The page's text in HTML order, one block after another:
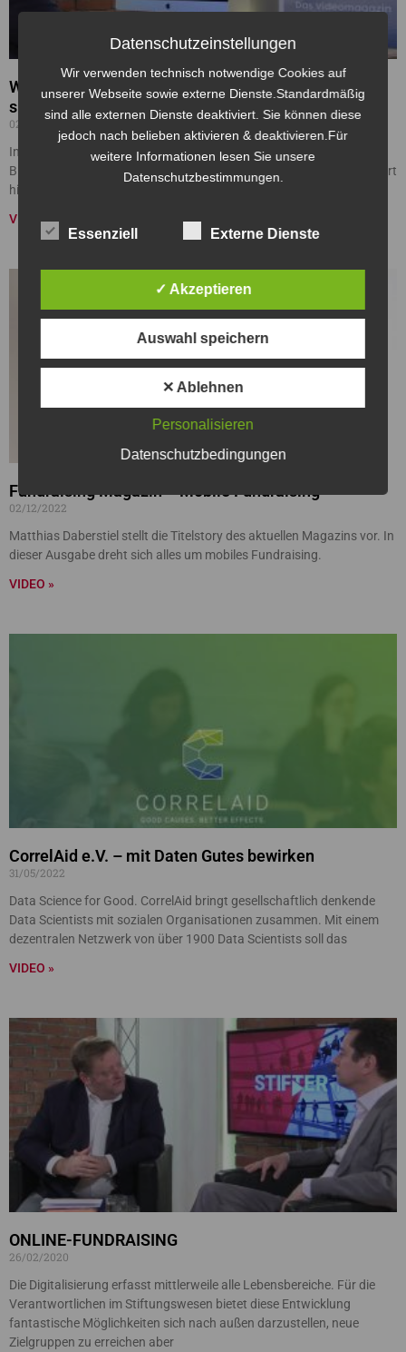
Weltbeste Bildung – Wie wir unsere digitale Zukunft
sichern
02/01/2023
In ihrem Buch zeigt Prof. Yasmin Weiß auf, was unter weltbester
Bildung genau zu verstehen ist, wie wir als deutsche Gesellschaft dort
hinkommen und wie
VIDEO »
Fundraising Magazin – Mobile Fundraising
02/12/2022
Matthias Daberstiel stellt die Titelstory des aktuellen Magazins vor. In
dieser Ausgabe dreht sich alles um mobiles Fundraising.
VIDEO »
CorrelAid e.V. – mit Daten Gutes bewirken
31/05/2022
Data Science for Good. CorrelAid bringt gesellschaftlich denkende
Data Scientists mit sozialen Organisationen zusammen. Mit einem
dezentralen Netzwerk von über 1900 Data Scientists soll das
VIDEO »
ONLINE-FUNDRAISING
26/02/2020
Die Digitalisierung erfasst mittlerweile alle Lebensbereiche. Für die
Verantwortlichen im Stiftungswesen bietet diese Entwicklung
fantastische Möglichkeiten sich nach außen darzustellen, neue
Zielgruppen zu erreichen aber
Datenschutzeinstellungen
Wir verwenden technisch notwendige Cookies auf
unserer Webseite sowie externe Dienste.Standardmäßig
sind alle externen Dienste deaktiviert. Sie können diese
jedoch nach belieben aktivieren & deaktivieren.Für
weitere Informationen lesen Sie unsere
Datenschutzbestimmungen.
Essenziell Externe Dienste
✓ Akzeptieren
Auswahl speichern
✕ Ablehnen
Personalisieren
Datenschutzbedingungen